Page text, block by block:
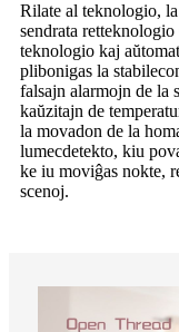
Rilate al teknologio,
sendrata
teknologio kaj
plibonigas la
falsajn alarmojn de la
kaŭzitajn de
la movadon de la
lumecdetekto, kiu
ke iu moviĝas nokte,
scenoj.